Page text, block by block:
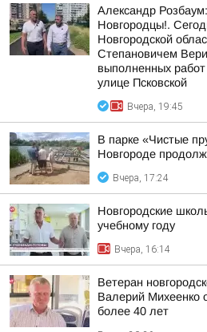
Александр
Новгородцы!.
Новгородской
Степановичем
выполненных
улице Псковской
Вчера, 19:45
В парке «Чистые
Новгороде
Вчера, 17:24
Новгородские
учебному году
Вчера, 16:14
Ветеран
Валерий Михеенко
более 40 лет